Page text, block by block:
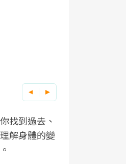
找到過去、
解身體的變